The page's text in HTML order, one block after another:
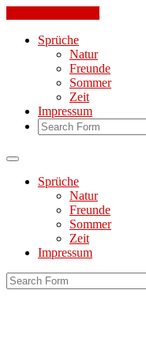
Sprüche
Natur
Freunde
Sommer
Zeit
Impressum
Sprüche
Natur
Freunde
Sommer
Zeit
Impressum